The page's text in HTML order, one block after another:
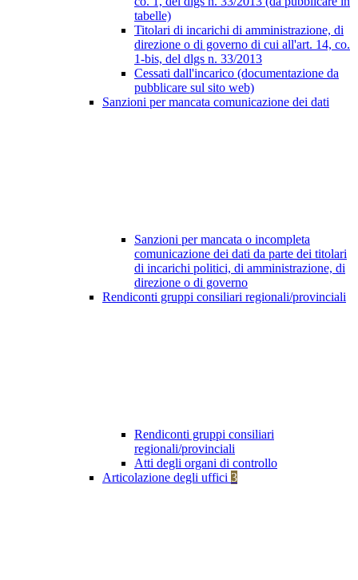
tabelle)
Titolari di incarichi di amministrazione, di
direzione o di governo di cui all'art. 14, co.
1-bis, del dlgs n. 33/2013
Cessati dall'incarico (documentazione da
pubblicare sul sito web)
Sanzioni per mancata comunicazione dei dati
Sanzioni per mancata o incompleta
comunicazione dei dati da parte dei titolari
di incarichi politici, di amministrazione, di
direzione o di governo
Rendiconti gruppi consiliari regionali/provinciali
Rendiconti gruppi consiliari
regionali/provinciali
Atti degli organi di controllo
Articolazione degli uffici 3